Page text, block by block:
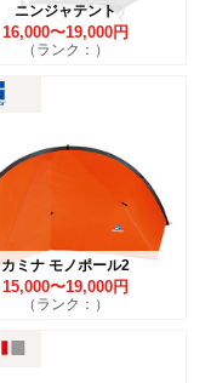
ニンジャテント
16,000〜19,000円
（ランク：）
カミナ モノポール2
15,000〜19,000円
（ランク：）